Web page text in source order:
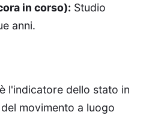
in corso): Studio
anni.
l'indicatore dello stato in
movimento a luogo